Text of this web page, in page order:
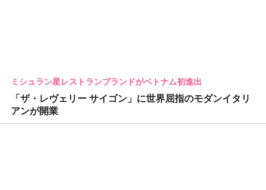
ミシュラン星レストランブランドがベトナム初進出
「ザ・レヴェリー サイゴン」に世界屈指のモダンイタリ
アンが開業